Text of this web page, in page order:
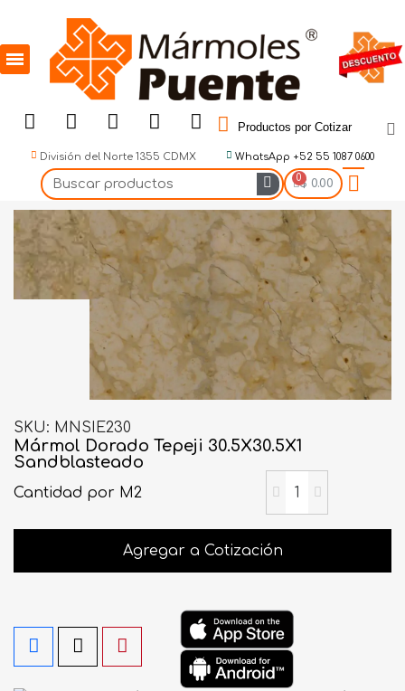
Productos por Cotizar
División del Norte 1355 CDMX WhatsApp +52 55 1087 0600
$ 0.00
SKU MNSIE230
Mármol Dorado Tepeji 30.5X30.5X1
Sandblasteado
Cantidad por M2
Agregar a Cotización